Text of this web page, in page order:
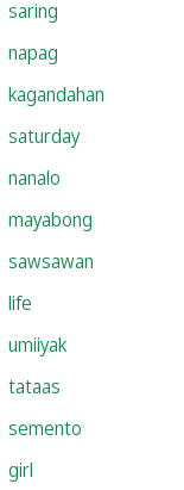
saring
napag
kagandahan
saturday
nanalo
mayabong
sawsawan
life
umiiyak
tataas
semento
girl